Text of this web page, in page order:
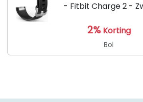
- Fitbit Charge 2 -
2% Korting
Bol